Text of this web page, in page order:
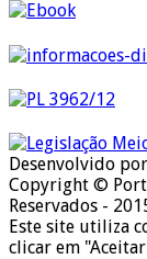
Desenvolvido por
Copyright ©
Reservados -
Este site utiliza
clicar em